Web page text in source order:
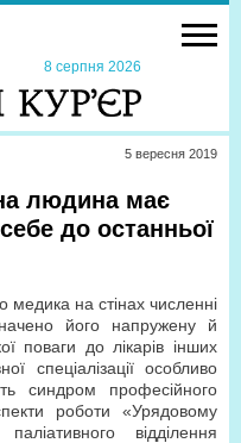
8 серпня 2026
5 вересня 2019
людина має
до останньої
медика на стінах численні
його напружену й
поваги до лікарів інших
спеціалізації особливо
синдром професійного
роботи «Урядовому
відділення